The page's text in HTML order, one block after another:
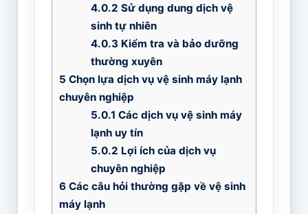
4.0.2 Sử dụng dung dịch vệ
sinh tự nhiên
4.0.3Kiểm tra và bảo dưỡng
thường xuyên
5 Chọn lựa dịch vụ vệ sinh máy lạnh
chuyên nghiệp
5.0.1 Các dịch vụ vệ sinh máy
lạnh uy tín
5.0.2 Lợi ích của dịch vụ
chuyên nghiệp
6Các câu hỏi thường gặp về vệ sinh
máy lạnh